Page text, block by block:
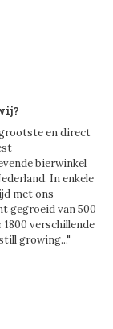
en direct
bierwinkel
In enkele
met ons
gegroeid van 500
1800 verschillende
growing..."